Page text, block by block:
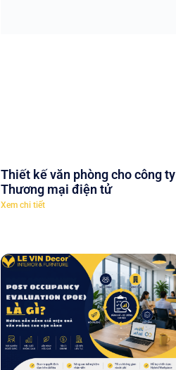
Thiết kế văn phòng cho công ty
Thương mại điện tử
Xem chi tiết